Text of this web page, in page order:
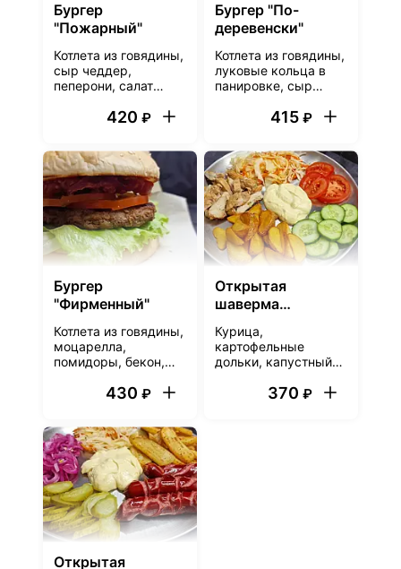
Бургер
"Пожарный"
Котлета из говядины,
сыр чеддер,
пеперони, салат
маринованные
булочка. Если
добавить халапеньо
- будет еще жарче!)
420 ₽
Бургер "По-
деревенски"
Котлета из говядины,
луковые кольца в
панировке, сыр
маринованные
сливочно-
чесночный, булочка
415 ₽
Бургер
"Фирменный"
Котлета из говядины,
моцарелла,
помидоры, бекон,
для шавермы, соус
430 ₽
Открытая
шаверма
"Деревенская"
Курица,
картофельные
дольки, капустный
по-корейски, свежие
370 ₽
Открытая